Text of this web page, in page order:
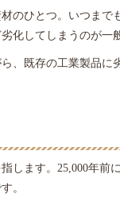
のひとつ。いつま
化してしまうのが一
、既存の工業製品
します。25,000年前
。